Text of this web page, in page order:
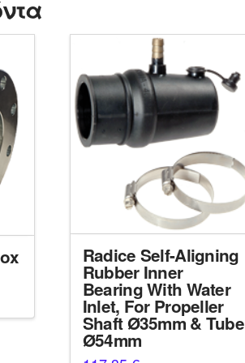
Radice Self-Aligning
Rubber Inner
Bearing With Water
Inlet, For Propeller
Shaft Ø35mm & Tube
Ø54mm